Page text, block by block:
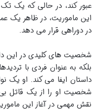
این ماموریت، در ظاهر یک
در دوراهی قرار می دهد.
شخصیت های کلیدی در این
داستان ایفا می کند. او یک
نقش مهمی در آغاز این